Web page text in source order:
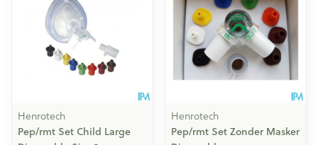
Henrotech
Pep/rmt Set Child Large
Henrotech
Pep/rmt Set Zonder Masker